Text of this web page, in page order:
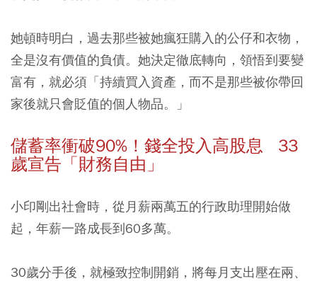
她頓時明白，過去那些被她瘋狂購入的公仔和衣物，
全是沒有價值的負債。她決定徹底轉向，領悟到要變
富有，就必須「持續買入資產，而不是那些被你帶回
家後就只會貶值的個人物品。」
儲蓄率衝破90%！錢全投入高股息 33
歲宣告「財務自由」
小印剛出社會時，從月薪兩萬五的行政助理開始做
起，年薪一路成長到60多萬。
30歲分手後，就極致控制開銷，將每月支出壓在兩、